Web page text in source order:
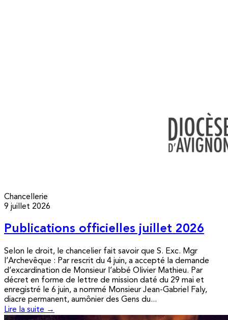
Chancellerie
9 juillet 2026
Publications officielles juillet 2026
Selon le droit, le chancelier fait savoir que S. Exc. Mgr
l’Archevêque : Par rescrit du 4 juin, a accepté la demande
d’excardination de Monsieur l’abbé Olivier Mathieu. Par
décret en forme de lettre de mission daté du 29 mai et
enregistré le 6 juin, a nommé Monsieur Jean-Gabriel Faly,
diacre permanent, aumônier des Gens du...
Lire la suite →